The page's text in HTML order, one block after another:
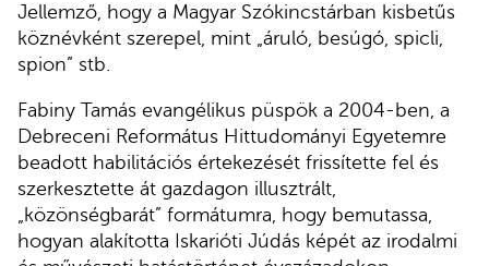
Jellemző, hogy a Magyar Szókincstárban kisbetűs
köznévként szerepel, mint „áruló, besúgó, spicli,
spion” stb.
Fabiny Tamás evangélikus püspök a 2004-ben, a
Debreceni Református Hittudományi Egyetemre
beadott habilitációs értekezését frissítette fel és
szerkesztette át gazdagon illusztrált,
„közönségbarát” formátumra, hogy bemutassa,
hogyan alakította Iskarióti Júdás képét az irodalmi